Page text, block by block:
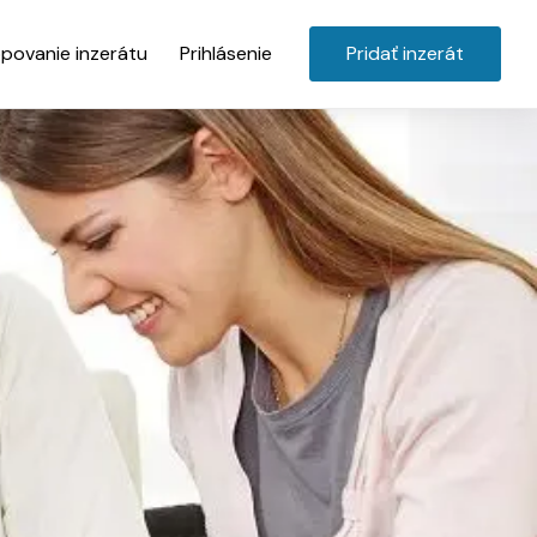
inzerátu Prihlásenie Pridať inzerát